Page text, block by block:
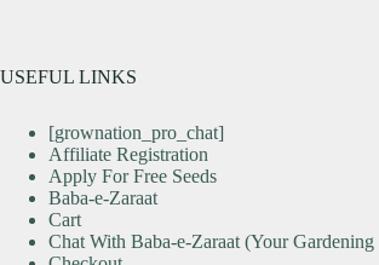
USEFUL LINKS
[grownation_pro_chat]
Affiliate Registration
Apply For Free Seeds
Baba-e-Zaraat
Cart
Chat With Baba-e-Zaraat (Your